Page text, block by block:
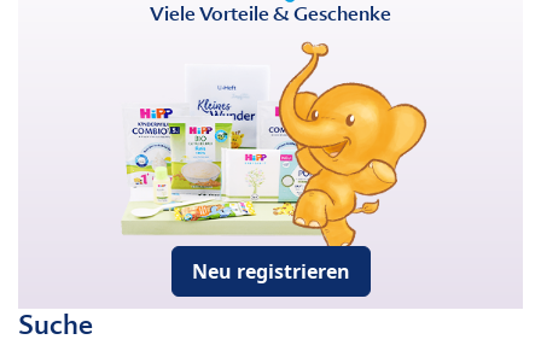
Viele Vorteile & Geschenke
Neu registrieren
Suche